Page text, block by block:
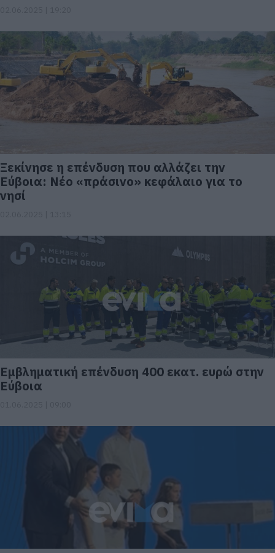
Ξεκίνησε η επένδυση που αλλάζει την
Εύβοια: Νέο «πράσινο» κεφάλαιο για το
νησί
Εμβληματική επένδυση 400 εκατ. ευρώ στην
Εύβοια